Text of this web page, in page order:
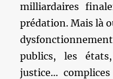
milliardaires
prédation. Mais là
publics, les
justice…